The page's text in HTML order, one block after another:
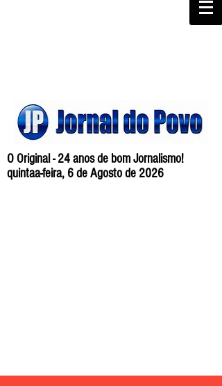
O Original - 24 anos de bom Jornalismo!
quintaa-feira, 6 de Agosto de 2026